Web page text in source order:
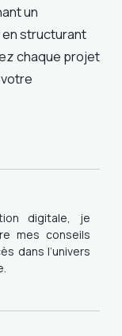
un
structurant
chaque projet
digitale, je
mes conseils
dans l’univers